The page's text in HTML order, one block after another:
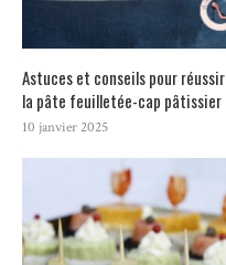
Astuces et conseils pour réussir
la pâte feuilletée-cap pâtissier
10 janvier 2025